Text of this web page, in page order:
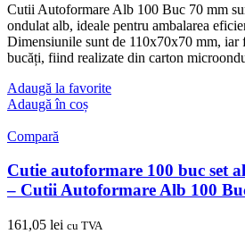
Cutii Autoformare Alb 100 Buc 70 mm
ondulat alb, ideale pentru ambalarea
Dimensiunile sunt de 110x70x70 mm, iar
bucăți, fiind realizate din carton
Adaugă la favorite
Adaugă în coș
Compară
Cutie autoformare 100 buc set
– Cutii Autoformare Alb 100
161,05 lei cu TVA